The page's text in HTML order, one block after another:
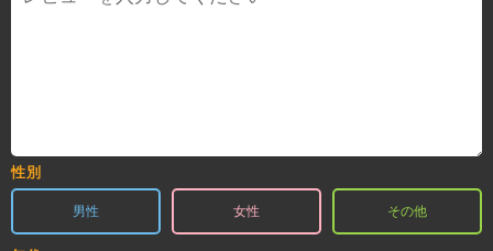
性別
男性 女性 その他